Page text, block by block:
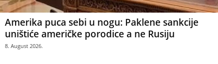
Amerika puca sebi u nogu: Paklene sankcije
uništiće američke porodice a ne Rusiju
8. August 2026.